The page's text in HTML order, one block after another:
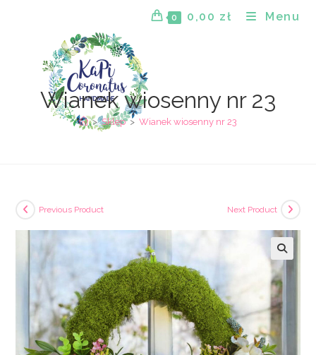
0 0,00 zł Menu
Wianek wiosenny nr 23
> Sklep > Wianek wiosenny nr 23
Previous Product Next Product